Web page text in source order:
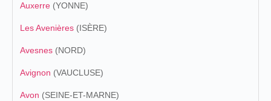
Auxerre (YONNE)
Les Avenières (ISÈRE)
Avesnes (NORD)
Avignon (VAUCLUSE)
Avon (SEINE-ET-MARNE)